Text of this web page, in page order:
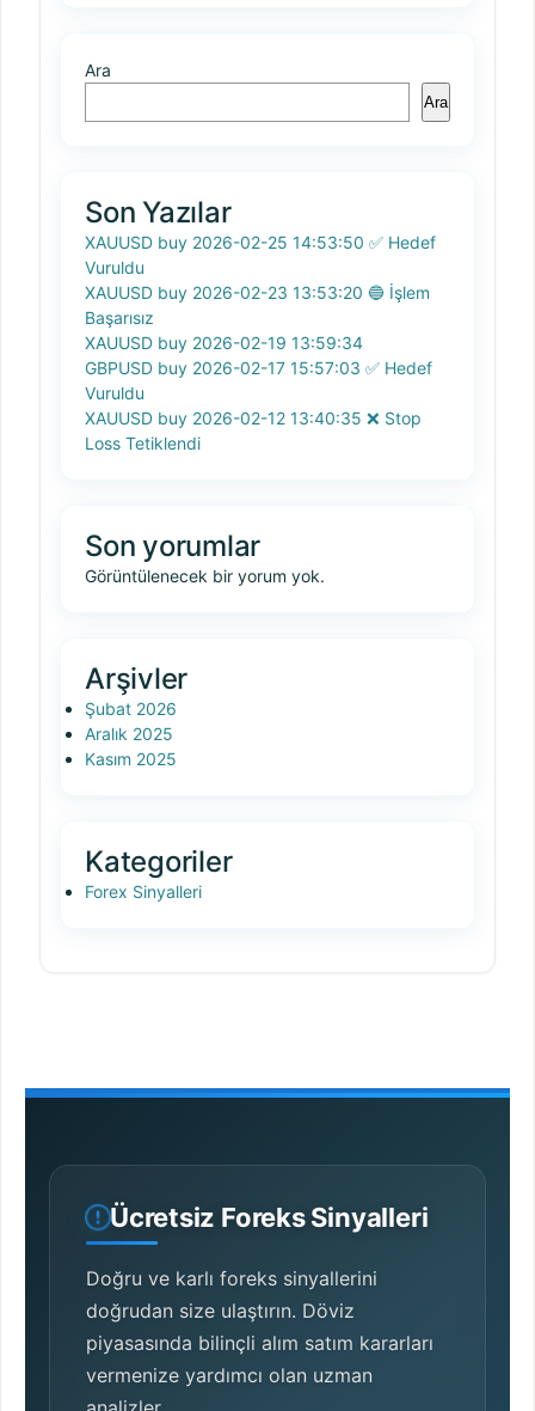
Ara
Ara
Son Yazılar
XAUUSD buy 2026-02-25 14:53:50 ✅ Hedef
Vuruldu
XAUUSD buy 2026-02-23 13:53:20 🔵 İşlem
Başarısız
XAUUSD buy 2026-02-19 13:59:34
GBPUSD buy 2026-02-17 15:57:03 ✅ Hedef
Vuruldu
XAUUSD buy 2026-02-12 13:40:35 ❌ Stop
Loss Tetiklendi
Son yorumlar
Görüntülenecek bir yorum yok.
Arşivler
Şubat 2026
Aralık 2025
Kasım 2025
Kategoriler
Forex Sinyalleri
Ücretsiz Foreks Sinyalleri
Doğru ve karlı foreks sinyallerini
doğrudan size ulaştırın. Döviz
piyasasında bilinçli alım satım kararları
vermenize yardımcı olan uzman